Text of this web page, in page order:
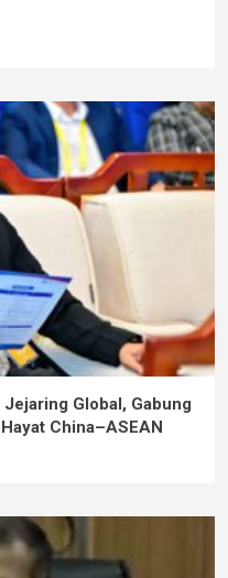
Global, Gabung
China–ASEAN